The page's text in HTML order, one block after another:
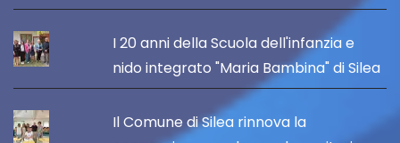
I 20 anni della Scuola dell'infanzia e
nido integrato "Maria Bambina" di Silea
Il Comune di Silea rinnova la